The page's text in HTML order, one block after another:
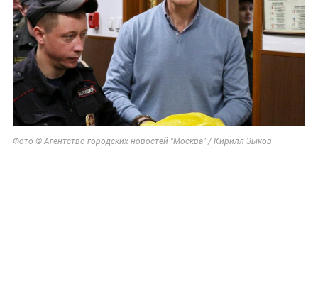
Фото © Агентство городских новостей "Москва" / Кирилл Зыков